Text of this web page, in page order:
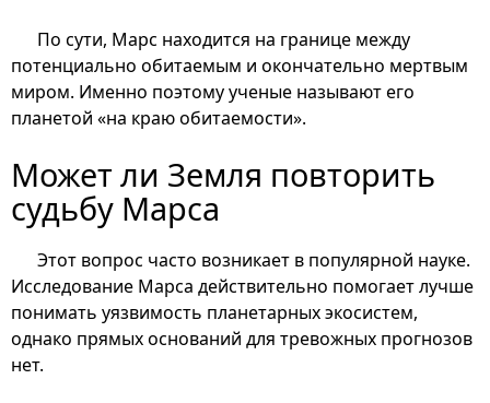
По сути, Марс находится на границе между
потенциально обитаемым и окончательно мертвым
миром. Именно поэтому ученые называют его
планетой «на краю обитаемости».
Может ли Земля повторить
судьбу Марса
Этот вопрос часто возникает в популярной науке.
Исследование Марса действительно помогает лучше
понимать уязвимость планетарных экосистем,
однако прямых оснований для тревожных прогнозов
нет.